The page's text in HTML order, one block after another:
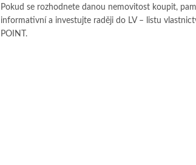
Pokud se rozhodnete danou nemovitost koupit,
informativní a investujte raději do LV – listu
POINT.